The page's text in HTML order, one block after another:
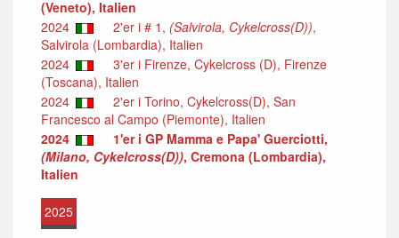
(Veneto), Italien
2024
2'er i # 1, (Salvirola, Cykelcross(D)),
Salvirola (Lombardia), Italien
2024
3'er i Firenze, Cykelcross (D), Firenze
(Toscana), Italien
2024
2'er i Torino, Cykelcross(D), San
Francesco al Campo (Piemonte), Italien
2024
1'er i GP Mamma e Papa' Guerciotti,
(Milano, Cykelcross(D)), Cremona (Lombardia),
Italien
2025